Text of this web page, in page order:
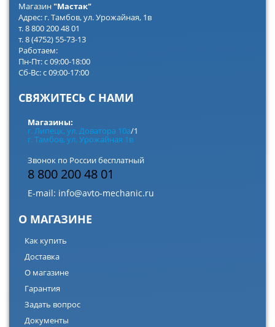
Магазин"Мастак"
Адрес: г. Тамбов, ул. Урожайная, 1в
т. 8 800 200 48 01
т. 8 (4752) 55-73-13
Работаем:
Пн-Пт: с 09:00-18:00
Сб-Вс: с 09:00-17:00
СВЯЖИТЕСЬ С НАМИ
Магазины:
г. Липецк, ул. Доватора 10а/1
г. Тамбов, ул. Урожайная 1в
Звонок по России бесплатный
8 800 200 48 01
E-mail: info@avto-mechanic.ru
О МАГАЗИНЕ
Как купить
Доставка
О магазине
Гарантия
Задать вопрос
Документы